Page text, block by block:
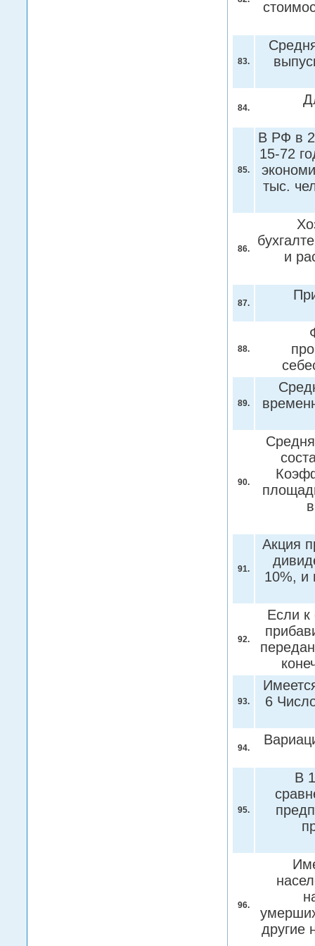
83.
84.
85.
В РФ в
15-72
тыс.
86.
и
87.
88.
89.
90.
91.
Акция
10%, и
92.
Если к
93.
6
94.
95.
В
96.
другие